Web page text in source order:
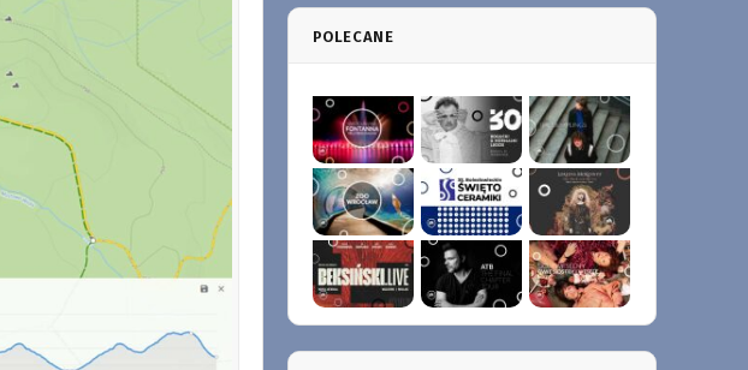
POLECANE